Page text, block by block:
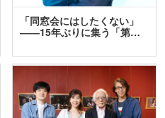
「同窓会にはしたくない」
――15年ぶりに集う「第…